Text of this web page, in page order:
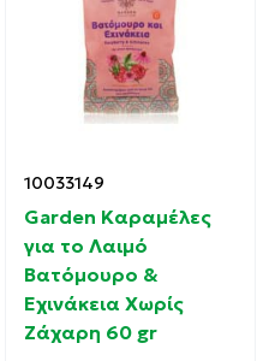
10033149
Garden Καραμέλες
για το Λαιμό
Βατόμουρο &
Εχινάκεια Χωρίς
Ζάχαρη 60 gr